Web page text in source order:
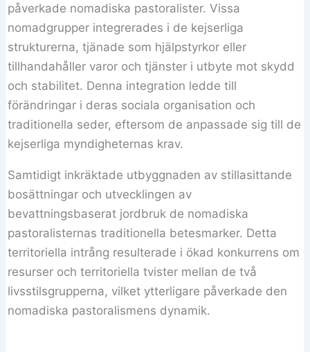
påverkade nomadiska pastoralister. Vissa
nomadgrupper integrerades i de kejserliga
strukturerna, tjänade som hjälpstyrkor eller
tillhandahåller varor och tjänster i utbyte mot skydd
och stabilitet. Denna integration ledde till
förändringar i deras sociala organisation och
traditionella seder, eftersom de anpassade sig till de
kejserliga myndigheternas krav.
Samtidigt inkräktade utbyggnaden av stillasittande
bosättningar och utvecklingen av
bevattningsbaserat jordbruk de nomadiska
pastoralisternas traditionella betesmarker. Detta
territoriella intrång resulterade i ökad konkurrens om
resurser och territoriella tvister mellan de två
livsstilsgrupperna, vilket ytterligare påverkade den
nomadiska pastoralismens dynamik.